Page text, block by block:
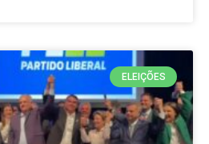
ELEIÇÕES